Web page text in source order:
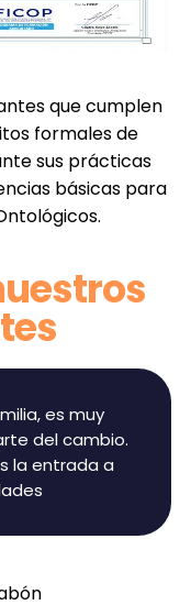
que cumplen
formales de
sus prácticas
básicas para
es muy
del cambio.
la entrada a